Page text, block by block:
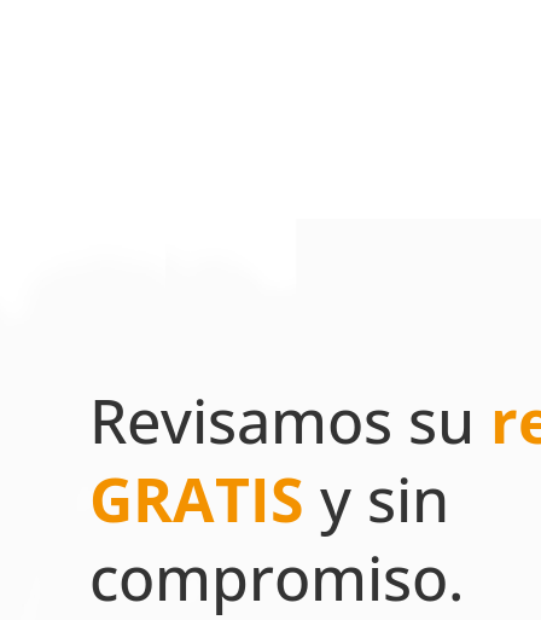
Revisamos su
GRATIS y sin
compromiso.